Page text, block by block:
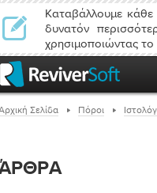
Καταβάλλουμε
δυνατόν
χρησιμοποιώντας
Σελίδα Πόροι